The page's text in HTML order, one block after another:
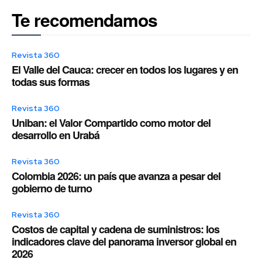
Te recomendamos
Revista 360
El Valle del Cauca: crecer en todos los lugares y en
todas sus formas
Revista 360
Uniban: el Valor Compartido como motor del
desarrollo en Urabá
Revista 360
Colombia 2026: un país que avanza a pesar del
gobierno de turno
Revista 360
Costos de capital y cadena de suministros: los
indicadores clave del panorama inversor global en
2026